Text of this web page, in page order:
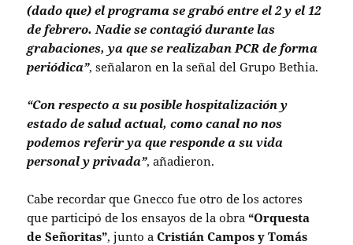
(dado que) el programa se grabó entre el 2 y el 12
de febrero. Nadie se contagió durante las
grabaciones, ya que se realizaban PCR de forma
periódica”, señalaron en la señal del Grupo Bethia.
“Con respecto a su posible hospitalización y
estado de salud actual, como canal no nos
podemos referir ya que responde a su vida
personal y privada”, añadieron.
Cabe recordar que Gnecco fue otro de los actores
que participó de los ensayos de la obra“Orquesta
de Señoritas”, junto aCristián Campos y Tomás